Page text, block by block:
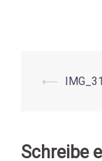
⟵
Schreibe